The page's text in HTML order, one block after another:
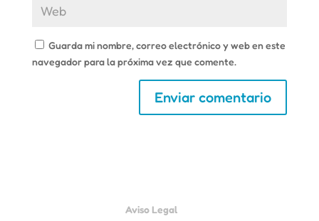
Guarda mi nombre, correo electrónico y web en este
navegador para la próxima vez que comente.
Aviso Legal